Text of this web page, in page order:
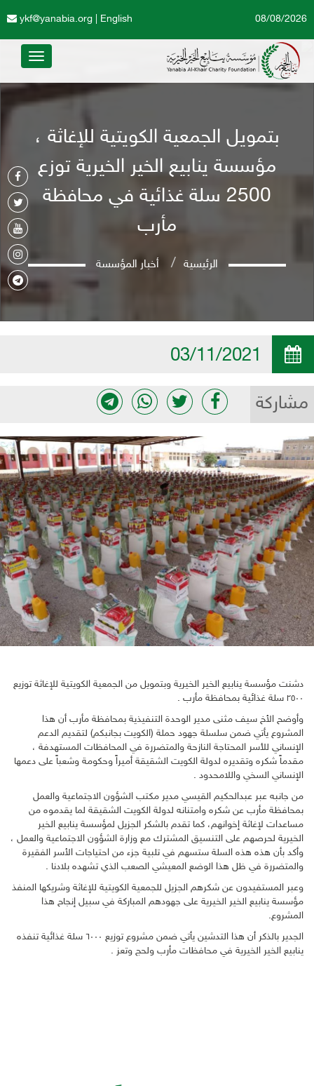
English
ykf@yanabia.org 08/08/2026
Toggle
بتمويل الجمعية الكويتية للإغاثة ،
مؤسسة ينابيع الخير الخيرية توزع
2500 سلة غذائية في محافظة
مأرب
الرئيسية أخبار المؤسسة
مشاركة
دشنت مؤسسة ينابيع الخير الخيرية وبتمويل من الجمعية الكويتية للإغاثة توزيع
٢٥٠٠ سلة غذائية بمحافظة مأرب .
وأوضح الأخ سيف مثنى مدير الوحدة التنفيذية بمحافظة مأرب أن هذا
المشروع يأتي ضمن سلسلة جهود حملة (الكويت بجانبكم) لتقديم الدعم
الإنساني للأسر المحتاجة النازحة والمتضررة في المحافظات المستهدفة ،
مقدماً شكره وتقديره لدولة الكويت الشقيقة أميراً وحكومة وشعباً على دعمها
الإنساني السخي واللامحدود .
من جانبه عبر عبدالحكيم القيسي مدير مكتب الشؤون الاجتماعية والعمل
بمحافظة مأرب عن شكره وامتنانه لدولة الكويت الشقيقة لما يقدموه من
مساعدات لإغاثة إخوانهم، كما تقدم بالشكر الجزيل لمؤسسة ينابيع الخير
الخيرية لحرصهم على التنسيق المشترك مع وزارة الشؤون الاجتماعية والعمل ،
وأكد بأن هذه هذه السلة ستسهم في تلبية جزء من احتياجات الأسر الفقيرة
والمتضررة في ظل هذا الوضع المعيشي الصعب الذي تشهده بلادنا .
وعبر المستفيدون عن شكرهم الجزيل للجمعية الكويتية للإغاثة وشريكها المنفذ
مؤسسة ينابيع الخير الخيرية على جهودهم المباركة في سبيل إنجاح هذا
المشروع.
الجدير بالذكر أن هذا التدشين يأتي ضمن مشروع توزيع ٦٠٠٠ سلة غذائية تنفذه
ينابيع الخير الخيرية في محافظات مأرب ولحج وتعز .